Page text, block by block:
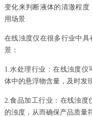
变化来判断液体的清澈程
用场景
在线浊度仪在很多行业中
景：
1.水处理行业：在线浊度
体中的悬浮物含量，及时发
2.食品加工行业：在线浊度
的浊度，从而确保产品质量